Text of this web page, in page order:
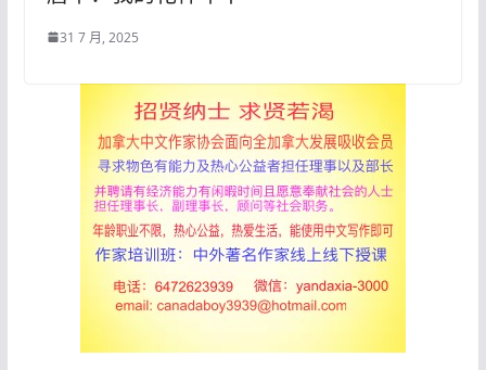
31 7 月, 2025